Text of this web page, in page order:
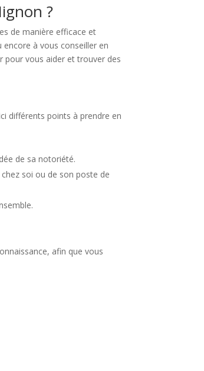
?
de manière efficace et
à vous conseiller en
pour vous aider et trouver des
différents points à prendre en
de sa notoriété.
soi ou de son poste de
afin que vous